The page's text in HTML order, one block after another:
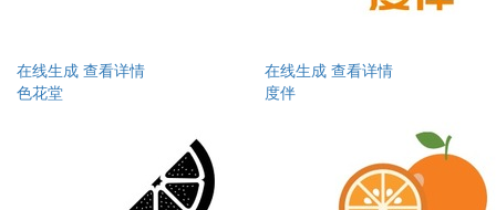
在线生成 查看详情
色花堂
在线生成 查看详情
度伴